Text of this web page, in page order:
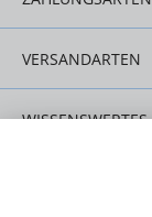
VERSANDARTEN
WISSENSWERTES